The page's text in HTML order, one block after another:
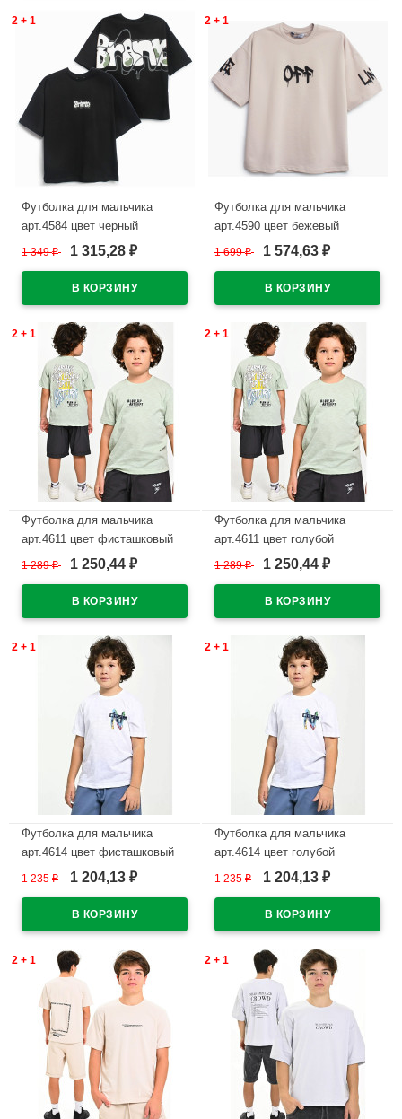
2 + 1
Футболка для мальчика
арт.4584 цвет черный
В наличии
1 349₽ 1 315,28 ₽
2 + 1
Футболка для мальчика
арт.4590 цвет бежевый
В наличии
1 699₽ 1 574,63 ₽
2 + 1
Футболка для мальчика
арт.4611 цвет фисташковый
В наличии
1 289₽ 1 250,44 ₽
2 + 1
Футболка для мальчика
арт.4611 цвет голубой
В наличии
1 289₽ 1 250,44 ₽
2 + 1
Футболка для мальчика
арт.4614 цвет фисташковый
В наличии
1 235₽ 1 204,13 ₽
2 + 1
Футболка для мальчика
арт.4614 цвет голубой
В наличии
1 235₽ 1 204,13 ₽
2 + 1 2 + 1